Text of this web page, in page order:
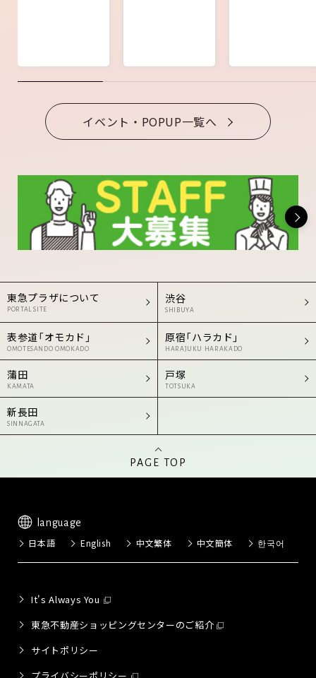
イベント・POPUP一覧へ
東急プラザについて
PORTAL SITE
渋谷
SHIBUYA
表参道「オモカド」
OMOTESANDO OMOKADO
原宿「ハラカド」
HARAJUKU HARAKADO
蒲田
KAMATA
戸塚
TOTSUKA
新長田
SINNAGATA
PAGE TOP
language
日本語 English 中文繁体 中文簡体 한국어
It's Always You
東急不動産ショッピングセンターのご紹介
サイトポリシー